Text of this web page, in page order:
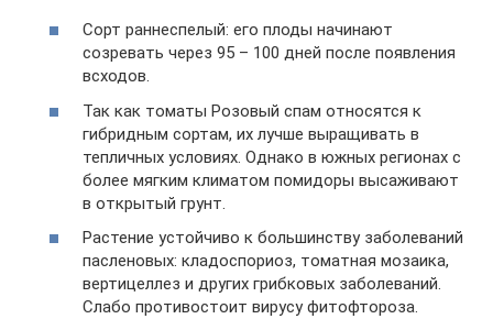
Сорт раннеспелый: его плоды начинают
созревать через 95 – 100 дней после появления
всходов.
Так как томаты Розовый спам относятся к
гибридным сортам, их лучше выращивать в
тепличных условиях. Однако в южных регионах с
более мягким климатом помидоры высаживают
в открытый грунт.
Растение устойчиво к большинству заболеваний
пасленовых: кладоспориоз, томатная мозаика,
вертицеллез и других грибковых заболеваний.
Слабо противостоит вирусу фитофтороза.